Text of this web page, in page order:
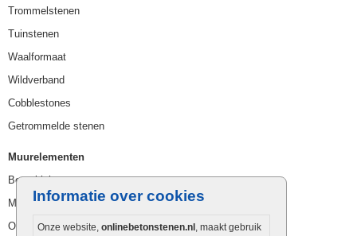
Informatie over cookies
Onze website, onlinebetonstenen.nl , maakt gebruik
Trommelstenen
Tuinstenen
Waalformaat
Wildverband
Cobblestones
Getrommelde stenen
Muurelementen
Betonbielzen
Muurstenen
Opsluitbanden